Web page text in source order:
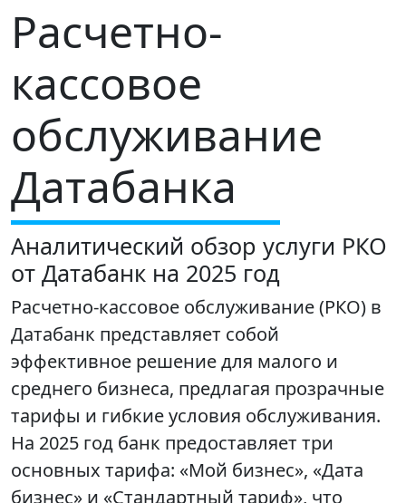
Расчетно-
кассовое
обслуживание
Датабанка
Аналитический обзор услуги РКО
от Датабанк на 2025 год
Расчетно-кассовое обслуживание (РКО) в
Датабанк представляет собой
эффективное решение для малого и
среднего бизнеса, предлагая прозрачные
тарифы и гибкие условия обслуживания.
На 2025 год банк предоставляет три
основных тарифа: «Мой бизнес», «Дата
бизнес» и «Стандартный тариф», что